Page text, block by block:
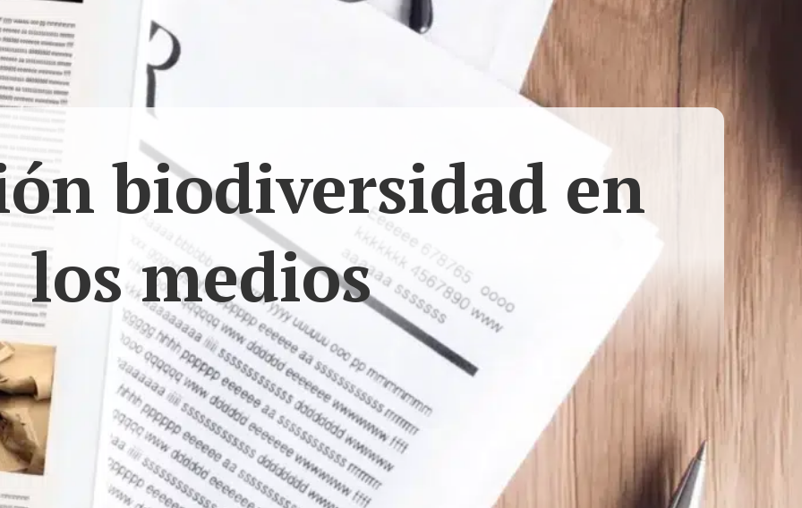
biodiversidad en
los medios